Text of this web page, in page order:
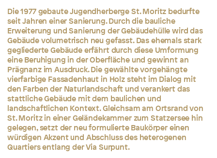
Die 1977 gebaute Jugendherberge St. Moritz bedurfte
seit Jahren einer Sanierung. Durch die bauliche
Erweiterung und Sanierung der Gebäudehülle wird das
Gebäude volumetrisch neu gefasst. Das ehemals stark
gegliederte Gebäude erfährt durch diese Umformung
eine Beruhigung in der Oberfläche und gewinnt an
Prägnanz im Ausdruck. Die gewählte vorgehängte
vierfarbige Fassadenhaut in Holz steht im Dialog mit
den Farben der Naturlandschaft und verankert das
stattliche Gebäude mit dem baulichen und
landschaftlichen Kontext. Gleichsam am Ortsrand von
St. Moritz in einer Geländekammer zum Statzersee hin
gelegen, setzt der neu formulierte Baukörper einen
würdigen Akzent und Abschluss des heterogenen
Quartiers entlang der Via Surpunt.